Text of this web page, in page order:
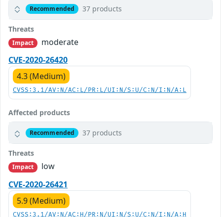
Recommended 37 products
Threats
Impact
moderate
CVE-2020-26420
4.3 (Medium)
CVSS:3.1/AV:N/AC:L/PR:L/UI:N/S:U/C:N/I:N/A:L
Affected products
Recommended 37 products
Threats
Impact
low
CVE-2020-26421
5.9 (Medium)
CVSS:3.1/AV:N/AC:H/PR:N/UI:N/S:U/C:N/I:N/A:H